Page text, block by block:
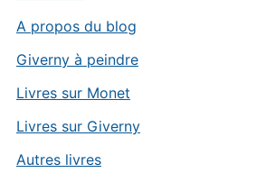
A propos du blog
Giverny à peindre
Livres sur Monet
Livres sur Giverny
Autres livres